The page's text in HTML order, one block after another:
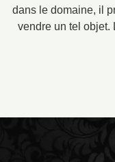
dans le domaine, il
vendre un tel objet.